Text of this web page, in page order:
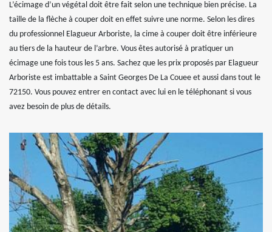
L’écimage d’un végétal doit être fait selon une technique bien précise. La
taille de la flèche à couper doit en effet suivre une norme. Selon les dires
du professionnel Elagueur Arboriste, la cime à couper doit être inférieure
au tiers de la hauteur de l’arbre. Vous êtes autorisé à pratiquer un
écimage une fois tous les 5 ans. Sachez que les prix proposés par Elagueur
Arboriste est imbattable a Saint Georges De La Couee et aussi dans tout le
72150. Vous pouvez entrer en contact avec lui en le téléphonant si vous
avez besoin de plus de détails.